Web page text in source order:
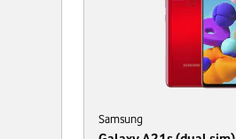
Samsung